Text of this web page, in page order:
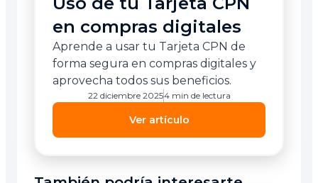
en compras digitales
Aprende a usar tu Tarjeta CPN de
forma segura en compras digitales y
aprovecha todos sus beneficios.
Ver artículo
22 diciembre 20254 min de lectura